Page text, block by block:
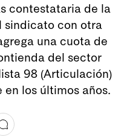
contestataria de la
sindicato con otra
una cuota de
del sector
98 (Articulación)
los últimos años.